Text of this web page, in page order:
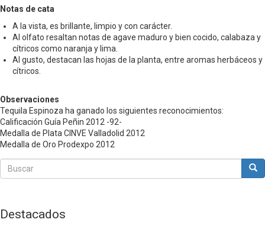
Notas de cata
A la vista, es brillante, limpio y con carácter.
Al olfato resaltan notas de agave maduro y bien cocido, calabaza y
cítricos como naranja y lima.
Al gusto, destacan las hojas de la planta, entre aromas herbáceos y
cítricos.
Observaciones
Tequila Espinoza ha ganado los siguientes reconocimientos:
Calificación Guía Peñin 2012 -92-
Medalla de Plata CINVE Valladolid 2012
Medalla de Oro Prodexpo 2012
Buscar
Buscar
Destacados